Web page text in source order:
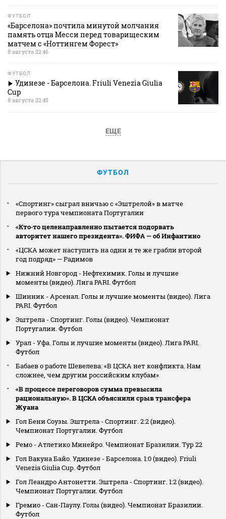
ФУТБОЛ
«Барселона» почтила минутой молчания
память отца Месси перед товарищеским
матчем с «Ноттингем Форест»
8 августа 22:46
ФУТБОЛ
Удинезе - Барселона. Friuli Venezia Giulia
Cup
8 августа 22:45
ЕЩЕ
ФУТБОЛ
«Спортинг» сыграл вничью с «Эштрелой» в матче
первого тура чемпионата Португалии
«Кто‑то целенаправленно пытается подорвать
авторитет нашего президента». ФИФА — об Инфантино
«ЦСКА может наступить на одни и те же грабли второй
год подряд» — Радимов
Нижний Новгород - Нефтехимик. Голы и лучшие
моменты (видео). Лига PARI. Футбол
Шинник - Арсенал. Голы и лучшие моменты (видео). Лига
PARI. Футбол
Эштрела - Спортинг. Голы (видео). Чемпионат
Португалии. Футбол
Урал - Уфа. Голы и лучшие моменты (видео). Лига PARI.
Футбол
Бабаев о работе Шевелева: «В ЦСКА нет конфликта. Нам
сложнее, чем другим российским клубам»
«В процессе переговоров сумма превысила
рациональную». В ЦСКА объяснили срыв трансфера
Жуана
Гол Бени Соузы. Эштрела - Спортинг. 2:2 (видео).
Чемпионат Португалии. Футбол
Ремо - Атлетико Минейро. Чемпионат Бразилии. Тур 22
Гол Вакуна Байо. Удинезе - Барселона. 1:0 (видео). Friuli
Venezia Giulia Cup. Футбол
Гол Леандро Антонетти. Эштрела - Спортинг. 1:2 (видео).
Чемпионат Португалии. Футбол
Гремио - Сан-Паулу. Голы (видео). Чемпионат Бразилии.
Футбол